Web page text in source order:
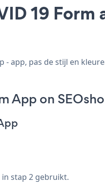
19
- app, pas de stijl en
App on
stap 2 gebruikt.